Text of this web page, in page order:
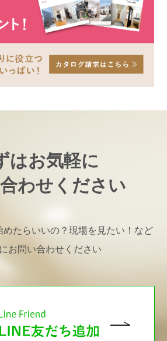
はお気軽に
わせください
めたらいいの？現場を見たい！など
お問い合わせください